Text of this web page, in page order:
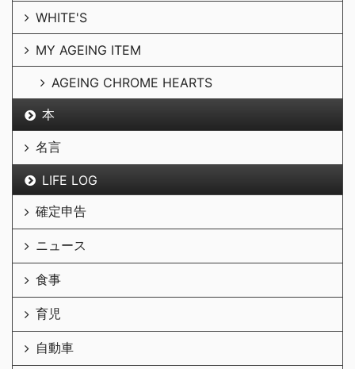
WHITE'S
MY AGEING ITEM
AGEING CHROME HEARTS
本
名言
LIFE LOG
確定申告
ニュース
食事
育児
自動車